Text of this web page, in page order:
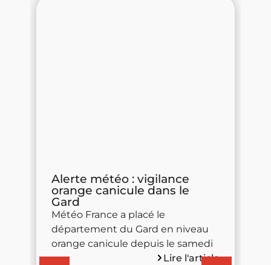
Alerte météo : vigilance
orange canicule dans le
Gard
Météo France a placé le
département du Gard en niveau
orange canicule depuis le samedi
Lire l'article